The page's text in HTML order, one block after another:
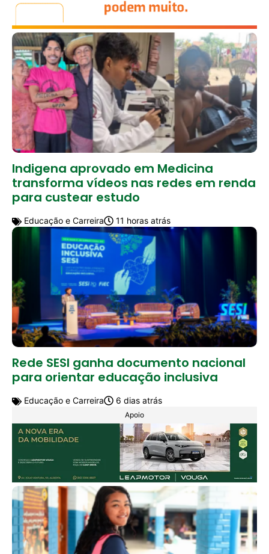
Indigena aprovado em Medicina
transforma vídeos nas redes em renda
para custear estudo
Educação e Carreira 11 horas atrás
Rede SESI ganha documento nacional
para orientar educação inclusiva
Educação e Carreira 6 dias atrás
Apoio